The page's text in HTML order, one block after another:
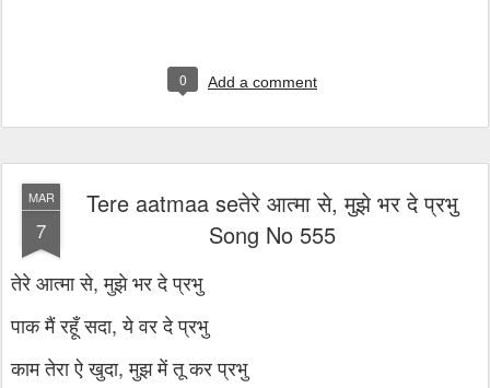
0 Add a comment
MAR
7
Tere aatmaa seतेरे आत्मा से, मुझे भर दे प्रभु
Song No 555
तेरे आत्मा से, मुझे भर दे प्रभु
पाक मैं रहूँ सदा, ये वर दे प्रभु
काम तेरा ऐ खुदा, मुझ में तू कर प्रभु